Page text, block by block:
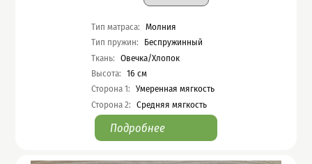
Характеристики
Тип матраса:
Молния
Тип пружин:
Беспружинный
Ткань:
Овечка/Хлопок
Высота: 16 см
Сторона 1:
Умеренная мягкость
Сторона 2: Средняя мягкость
Подробнее